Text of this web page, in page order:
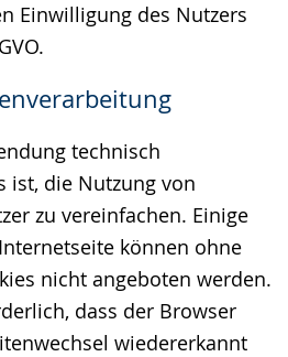
Einwilligung des Nutzers
technisch
ist, die Nutzung von
zu vereinfachen. Einige
können ohne
nicht angeboten werden.
dass der Browser
wiedererkannt